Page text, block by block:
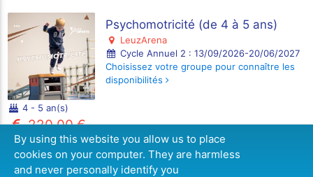
Psychomotricité (de 4 à 5 ans)
LeuzArena
Cycle Annuel 2 : 13/09/2026-20/06/2027
Choisissez votre groupe pour connaître les
disponibilités
4 - 5 an(s)
220.00 €
55 formule(s)
By using this website you allow us to place
cookies on your computer. They are harmless
and never personally identify you